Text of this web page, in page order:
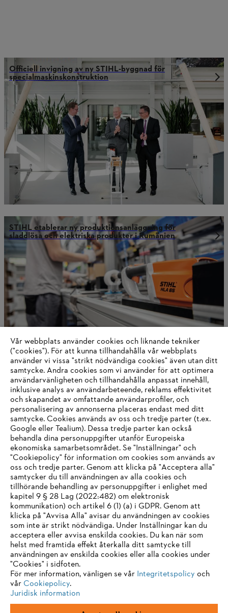
Officiell invigning av ny STIHL-byggnad för
specialmaskinskonstruktion
STIHL etablerar ny produktionsanläggning för
sladdlösa och elektriska produkter i Rumänien
STIHL Indien öppnar nytt försäljningskontor
Information för leverantörer
Produkter
Kontakt
Karriär
System för visselblåsare
Vår webbplats använder cookies och liknande tekniker
("cookies"). För att kunna tillhandahålla vår webbplats
använder vi vissa "strikt nödvändiga cookies" även utan ditt
samtycke. Andra cookies som vi använder för att optimera
användarvänligheten och tillhandahålla anpassat innehåll,
inklusive analys av användarbeteende, reklams effektivitet
och skapandet av omfattande användarprofiler, och
personalisering av annonserna placeras endast med ditt
samtycke. Cookies används av oss och tredje parter (t.ex.
Google eller Tealium). Dessa tredje parter kan också
behandla dina personuppgifter utanför Europeiska
ekonomiska samarbetsområdet. Se "Inställningar" och
"Cookiepolicy" för information om cookies som används av
oss och tredje parter. Genom att klicka på "Acceptera alla"
samtycker du till användningen av alla cookies och
tillhörande behandling av personuppgifter i enlighet med
kapitel 9 § 28 Lag (2022:482) om elektronisk
kommunikation) och artikel 6 (1) (a) i GDPR. Genom att
klicka på "Avvisa Alla" avisar du användningen av cookies
som inte är strikt nödvändiga. Under Inställningar kan du
acceptera eller avvisa enskilda cookies. Du kan när som
helst med framtida effekt återkalla ditt samtycke till
användningen av enskilda cookies eller alla cookies under
"Cookies" i sidfoten.
För mer information, vänligen se vår Integritetspolicy och
vår Cookiepolicy.
Juridisk information